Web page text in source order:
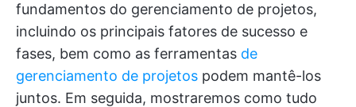
fundamentos do gerenciamento de projetos,
incluindo os principais fatores de sucesso e
fases, bem como as ferramentas de
gerenciamento de projetos podem mantê-los
juntos. Em seguida, mostraremos como tudo